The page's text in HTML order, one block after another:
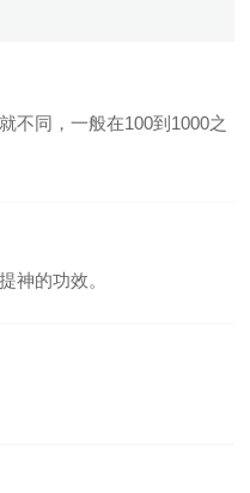
同，一般在100到1000之
的功效。